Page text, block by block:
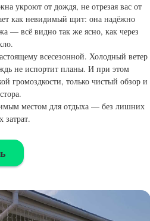
укроют от дождя, не отрезая вас от
как невидимый щит: она надёжно
— всё видно так же ясно, как через
всесезонной. Холодный ветер
не испортит планы. И при этом
громоздкости, только чистый обзор и
местом для отдыха — без лишних
затрат.